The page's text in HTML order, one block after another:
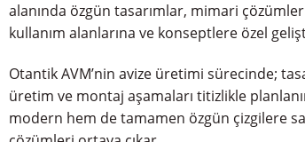
alanında özgün tasarımlar, mimari
kullanım alanlarına ve konseptlere özel
Otantik AVM’nin avize üretimi sürecinde;
üretim ve montaj aşamaları titizlikle
modern hem de tamamen özgün çizgilere